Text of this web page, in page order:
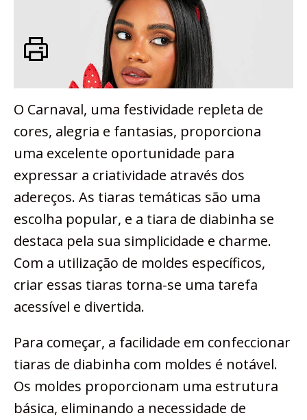
O Carnaval, uma festividade repleta de
cores, alegria e fantasias, proporciona
uma excelente oportunidade para
expressar a criatividade através dos
adereços. As tiaras temáticas são uma
escolha popular, e a tiara de diabinha se
destaca pela sua simplicidade e charme.
Com a utilização de moldes específicos,
criar essas tiaras torna-se uma tarefa
acessível e divertida.
Para começar, a facilidade em confeccionar
tiaras de diabinha com moldes é notável.
Os moldes proporcionam uma estrutura
básica, eliminando a necessidade de